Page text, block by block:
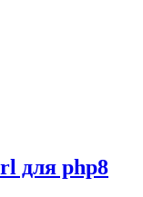
для php8